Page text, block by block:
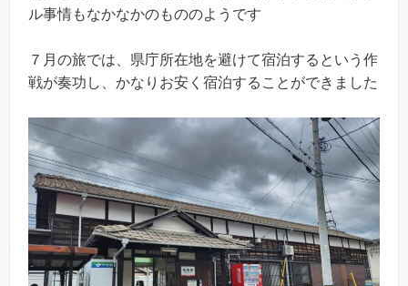
ル事情もなかなかのもののようです
７月の旅では、県庁所在地を避けて宿泊するという作
戦が奏功し、かなりお安く宿泊することができました